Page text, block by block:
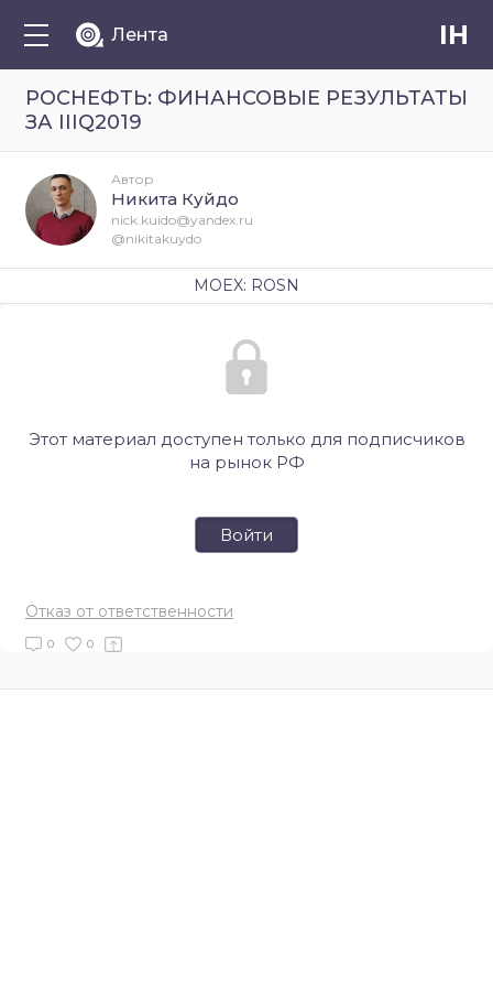
Лента IH
РОСНЕФТЬ: ФИНАНСОВЫЕ РЕЗУЛЬТАТЫ
ЗА IIIQ2019
Этот материал доступен только для подписчиков
на рынок РФ
Войти
Отказ от ответственности
0 0
Автор
Никита Куйдо
nick.kuido@yandex.ru
@nikitakuydo
MOEX: ROSN